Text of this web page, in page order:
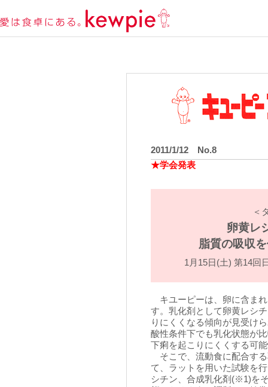
2011/1/12 No.8
★学会発表
＜
卵黄レ
脂質の吸収
1月15日(土) 第14回
キユーピーは、卵に含ま
す。乳化剤として卵黄レシ
りにくくなる傾向が見受け
酸性条件下でも乳化状態が
下痢を起こりにくくする可
そこで、流動食に配合す
て、ラットを用いた試験を
シチン、合成乳化剤(※1)を